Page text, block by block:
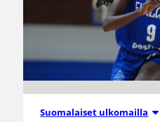
Suomalaiset ulkomailla